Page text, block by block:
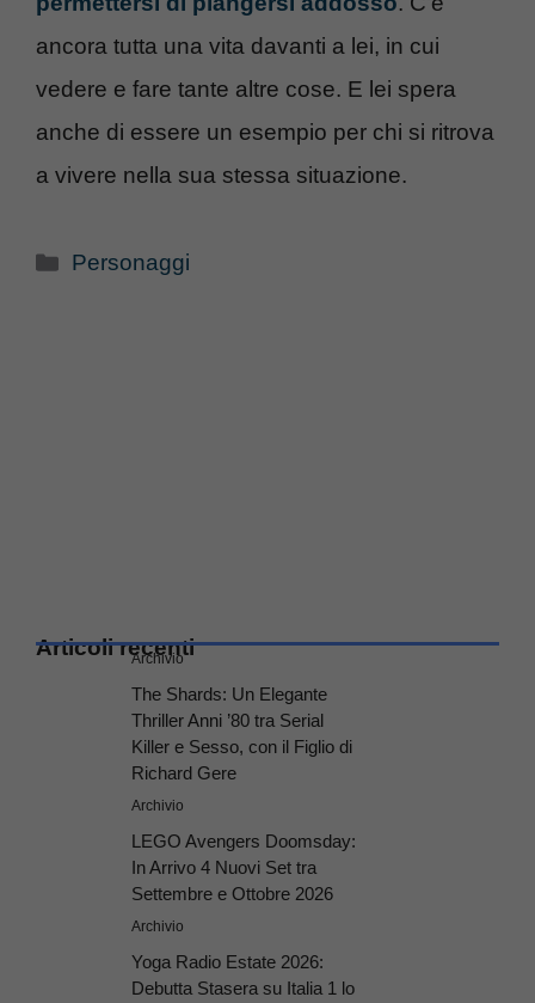
ancora tutta una vita davanti a lei, in cui
vedere e fare tante altre cose. E lei spera
anche di essere un esempio per chi si ritrova
a vivere nella sua stessa situazione.
Categorie
Personaggi
Articoli recenti
Archivio
The Shards: Un Elegante
Thriller Anni ’80 tra Serial
Killer e Sesso, con il Figlio di
Richard Gere
Archivio
LEGO Avengers Doomsday:
In Arrivo 4 Nuovi Set tra
Settembre e Ottobre 2026
Archivio
Yoga Radio Estate 2026:
Debutta Stasera su Italia 1 lo